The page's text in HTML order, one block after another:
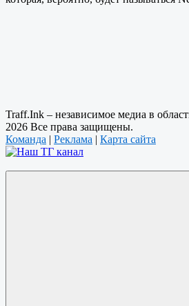
Traff.Ink – независимое медиа в
2026 Все права защищены.
Команда | Реклама | Карта сайта